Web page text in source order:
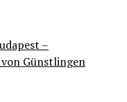
–
Günstlingen